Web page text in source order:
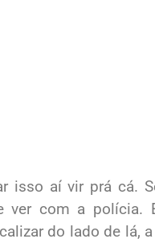
isso aí vir prá cá.
ver com a polícia.
do lado de lá,